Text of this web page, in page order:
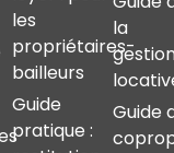
les
propriétaires-
bailleurs
Guide
pratique :
la
Guide